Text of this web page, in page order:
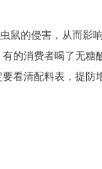
的侵害，从而影
的消费者喝了无糖
看清配料表，提防